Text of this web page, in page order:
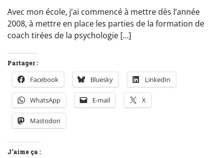
Avec mon école, j’ai commencé à mettre dès l’année
2008, à mettre en place les parties de la formation de
coach tirées de la psychologie […]
Partager :
Facebook Bluesky LinkedIn
WhatsApp E-mail X
Mastodon
J’aime ça :